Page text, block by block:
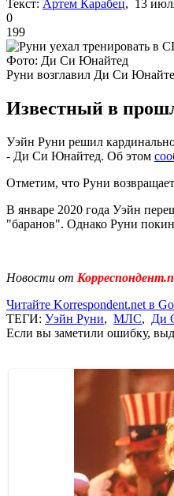
Текст: Артем Карабец, 13
0
199
Фото: Ди Си Юнайтед
Руни возглавил Ди Си
Известный в
Уэйн Руни решил
- Ди Си Юнайтед. Об этом
Отметим, что Руни
В январе 2020 года Уэйн
"баранов". Однако Руни
Новости от
Читайте Korrespondent.net в
ТЕГИ: Уэйн Руни, МЛС, Ди
Если вы заметили ошибку,